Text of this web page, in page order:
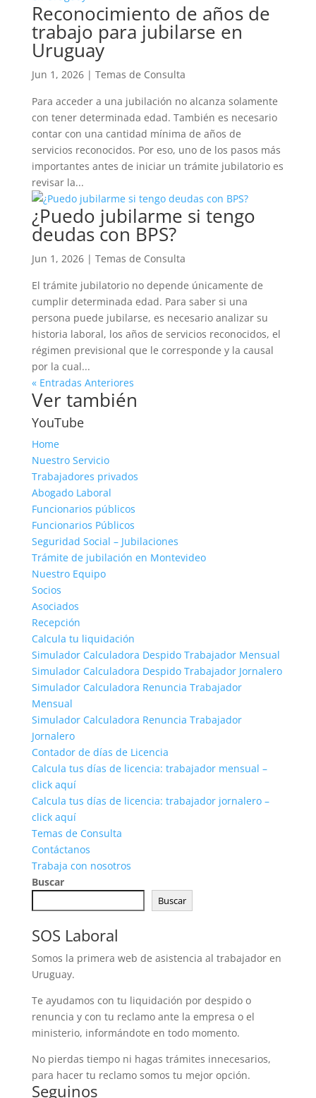
Reconocimiento de años de
trabajo para jubilarse en
Uruguay
Jun 1, 2026| Temas de Consulta
Para acceder a una jubilación no alcanza solamente
con tener determinada edad. También es necesario
contar con una cantidad mínima de años de
servicios reconocidos. Por eso, uno de los pasos más
importantes antes de iniciar un trámite jubilatorio es
revisar la...
¿Puedo jubilarme si tengo
deudas con BPS?
Jun 1, 2026| Temas de Consulta
El trámite jubilatorio no depende únicamente de
cumplir determinada edad. Para saber si una
persona puede jubilarse, es necesario analizar su
historia laboral, los años de servicios reconocidos, el
régimen previsional que le corresponde y la causal
por la cual...
« Entradas Anteriores
Ver también
YouTube
Home
Nuestro Servicio
Trabajadores privados
Abogado Laboral
Funcionarios públicos
Funcionarios Públicos
Seguridad Social – Jubilaciones
Trámite de jubilación en Montevideo
Nuestro Equipo
Socios
Asociados
Recepción
Calcula tu liquidación
Simulador Calculadora Despido Trabajador Mensual
Simulador Calculadora Despido Trabajador Jornalero
Simulador Calculadora Renuncia Trabajador
Mensual
Simulador Calculadora Renuncia Trabajador
Jornalero
Contador de días de Licencia
Calcula tus días de licencia: trabajador mensual –
click aquí
Calcula tus días de licencia: trabajador jornalero –
click aquí
Temas de Consulta
Contáctanos
Trabaja con nosotros
Buscar
Buscar
SOS Laboral
Somos la primera web de asistencia al trabajador en
Uruguay.
Te ayudamos con tu liquidación por despido o
renuncia y con tu reclamo ante la empresa o el
ministerio, informándote en todo momento.
No pierdas tiempo ni hagas trámites innecesarios,
para hacer tu reclamo somos tu mejor opción.
Seguinos